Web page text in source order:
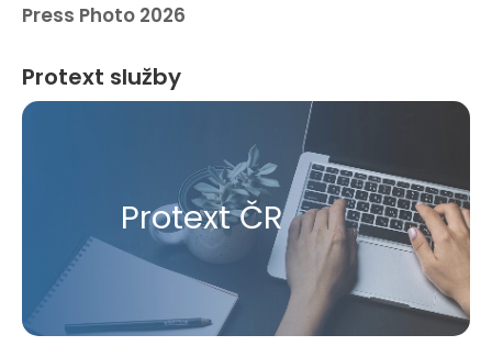
Press Photo 2026
Protext služby
Protext ČR